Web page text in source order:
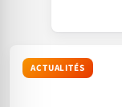
ACTUALITÉS